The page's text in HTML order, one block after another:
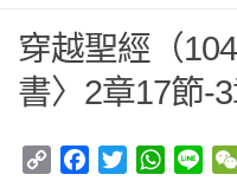
穿越聖經（
書〉2章17節-
Copy
Facebook
Twitter Line